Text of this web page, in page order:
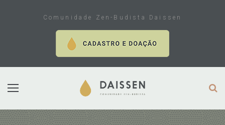
Comunidade Zen-Budista Daissen